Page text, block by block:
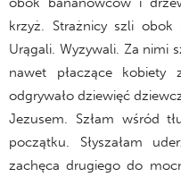
krzyż. Strażnicy szli
Urągali. Wyzywali. Za nimi
nawet płaczące
odgrywało dziewięć
Jezusem. Szłam wśród
początku. Słyszałam
zachęca drugiego do